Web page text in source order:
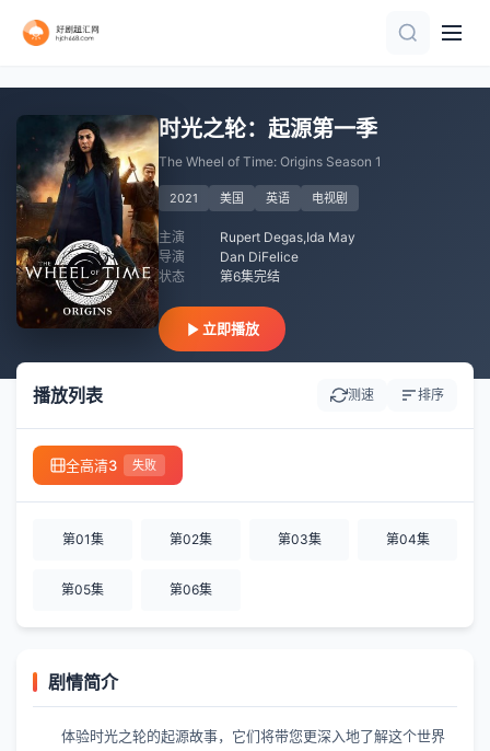
时光之轮：起源第一季
The Wheel of Time: Origins Season 1
2021 美国 英语 电视剧
主演
Rupert Degas,Ida May
导演
Dan DiFelice
状态
第6集完结
立即播放
播放列表 测速 排序
全高清3 失败
第01集 第02集 第03集 第04集
第05集 第06集
剧情简介
体验时光之轮的起源故事，它们将带您更深入地了解这个世界
全集
全集
全集
更新至01集
全10集
已完结 共4集
连载中 连载到15集
全集
已完结 共13集
第1集